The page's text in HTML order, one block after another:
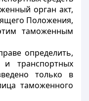
орган акт,
Положения,
таможенным
определить,
транспортных
только в
таможенного